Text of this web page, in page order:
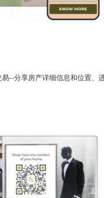
--分享房产详细信息和位置、